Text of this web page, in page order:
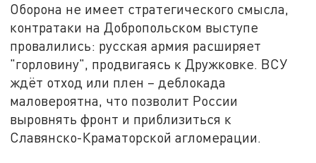
Оборона не имеет стратегического смысла,
контратаки на Добропольском выступе
провалились: русская армия расширяет
"горловину", продвигаясь к Дружковке. ВСУ
ждёт отход или плен – деблокада
маловероятна, что позволит России
выровнять фронт и приблизиться к
Славянско-Краматорской агломерации.